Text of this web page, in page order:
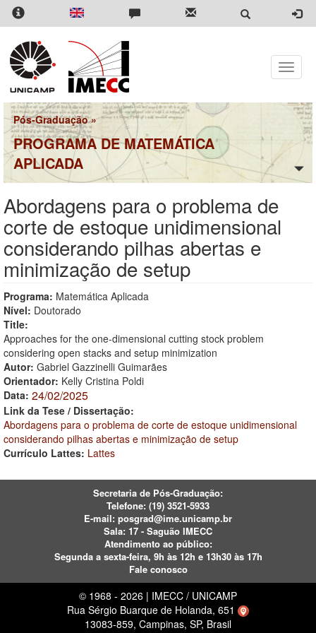
Pular
para
conteúdo
principal
Toggle
Pós-Graduação»
PROGRAMA DE MATEMÁTICA
APLICADA
Abordagens para o problema de
corte de estoque unidimensional
considerando pilhas abertas e
minimização de setup
Programa: Matemática Aplicada
Nível: Doutorado
Title:
Approaches for the one-dimensional cutting stock problem
considering open stacks and setup minimization
Autor: Gabriel Gazzinelli Guimarães
Orientador: Kelly Cristina Poldi
Data: 24/02/2025
Link da Tese / Dissertação:
Abordagens para o problema de corte de estoque unidimensional
considerando pilhas abertas e minimização de setup
Currículo Lattes: Lattes
Secretaria de Pós-Graduação:
Telefone: (19) 3521-5933
E-mail: posgrad@ime.unicamp.br
Sala: 17 - Saguão IMECC
Atendimento ao público:
Segunda a sexta-feira, 9h às 12h e 13h30 às 17h
Fale conosco
© 1968 - 2026 | IMECC / UNICAMP
Rua Sérgio Buarque de Holanda, 651
13083-859, Campinas, SP, Brasil